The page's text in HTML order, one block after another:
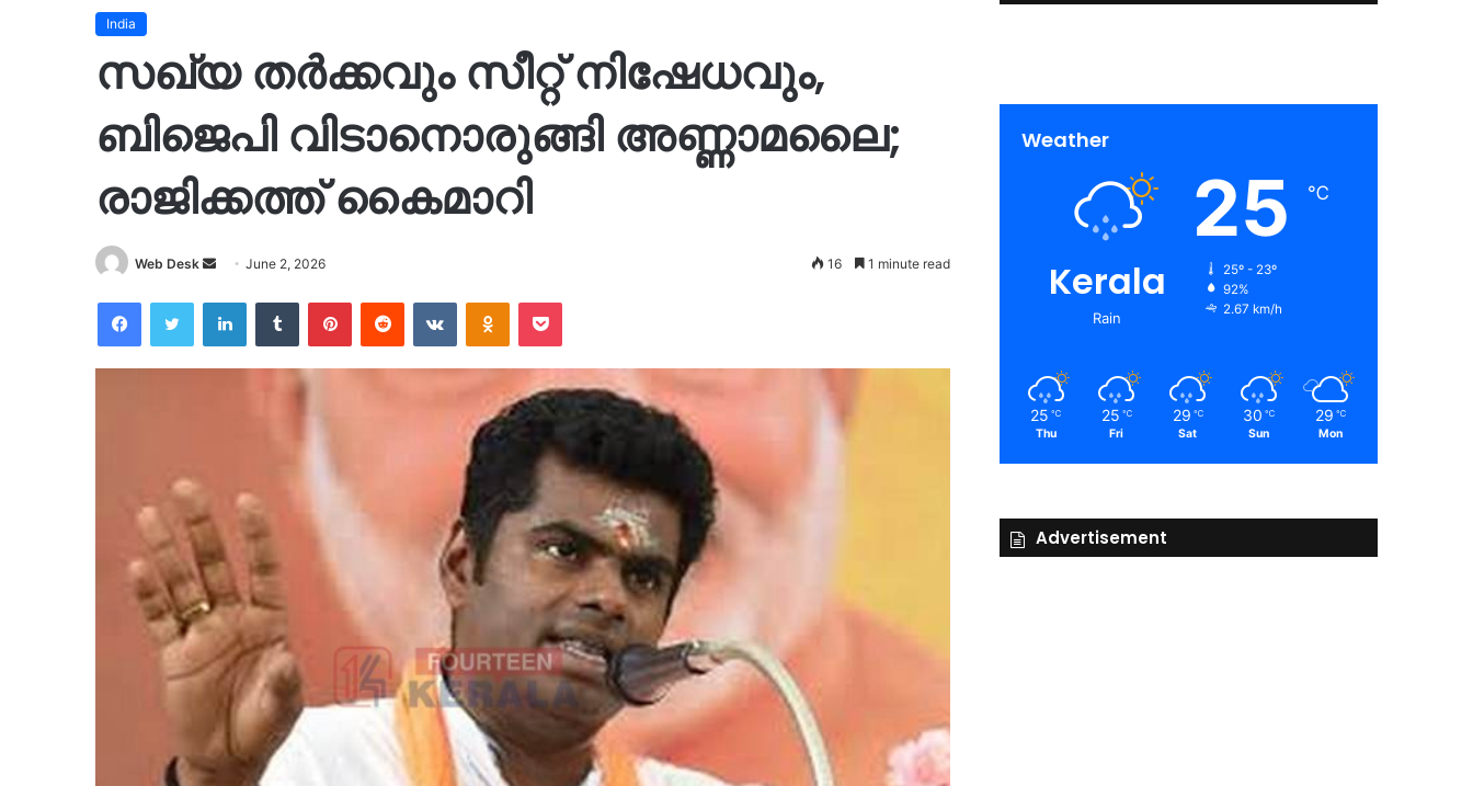
India
സഖ്യ തർക്കവും സീറ്റ് നിഷേധവും,
ബിജെപി വിടാനൊരുങ്ങി അണ്ണാമലൈ;
രാജിക്കത്ത് കൈമാറി
Web Desk
Send
email
June 2, 2026 16 1 minute read
FacebookTwitter LinkedInTumblr PinterestReddit VKontakteOdnoklassniki
Pocket
Weather
Kerala
Rain
25 ℃
25º - 23º
92%
2.67 km/h
25 ℃
Thu
25 ℃
Fri
29 ℃
Sat
30 ℃
Sun
29 ℃
Mon
Advertisement